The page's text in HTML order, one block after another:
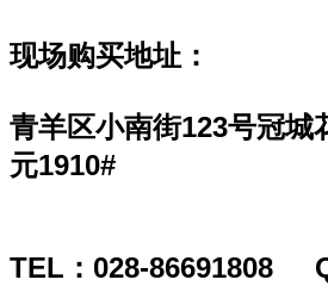
现场购买地址：
青羊区小南街123号冠城
元1910#
TEL：028-86691808